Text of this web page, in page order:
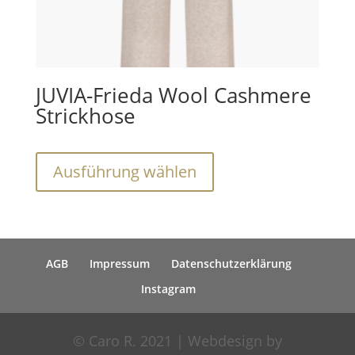
werden
JUVIA-Frieda Wool Cashmere
Strickhose
Ausführung wählen
weist
Varianten
auf.
Optionen
können
AGB Impressum
Datenschutzerklärung
Instagram
© Caro R. 2021 | Webdesign by